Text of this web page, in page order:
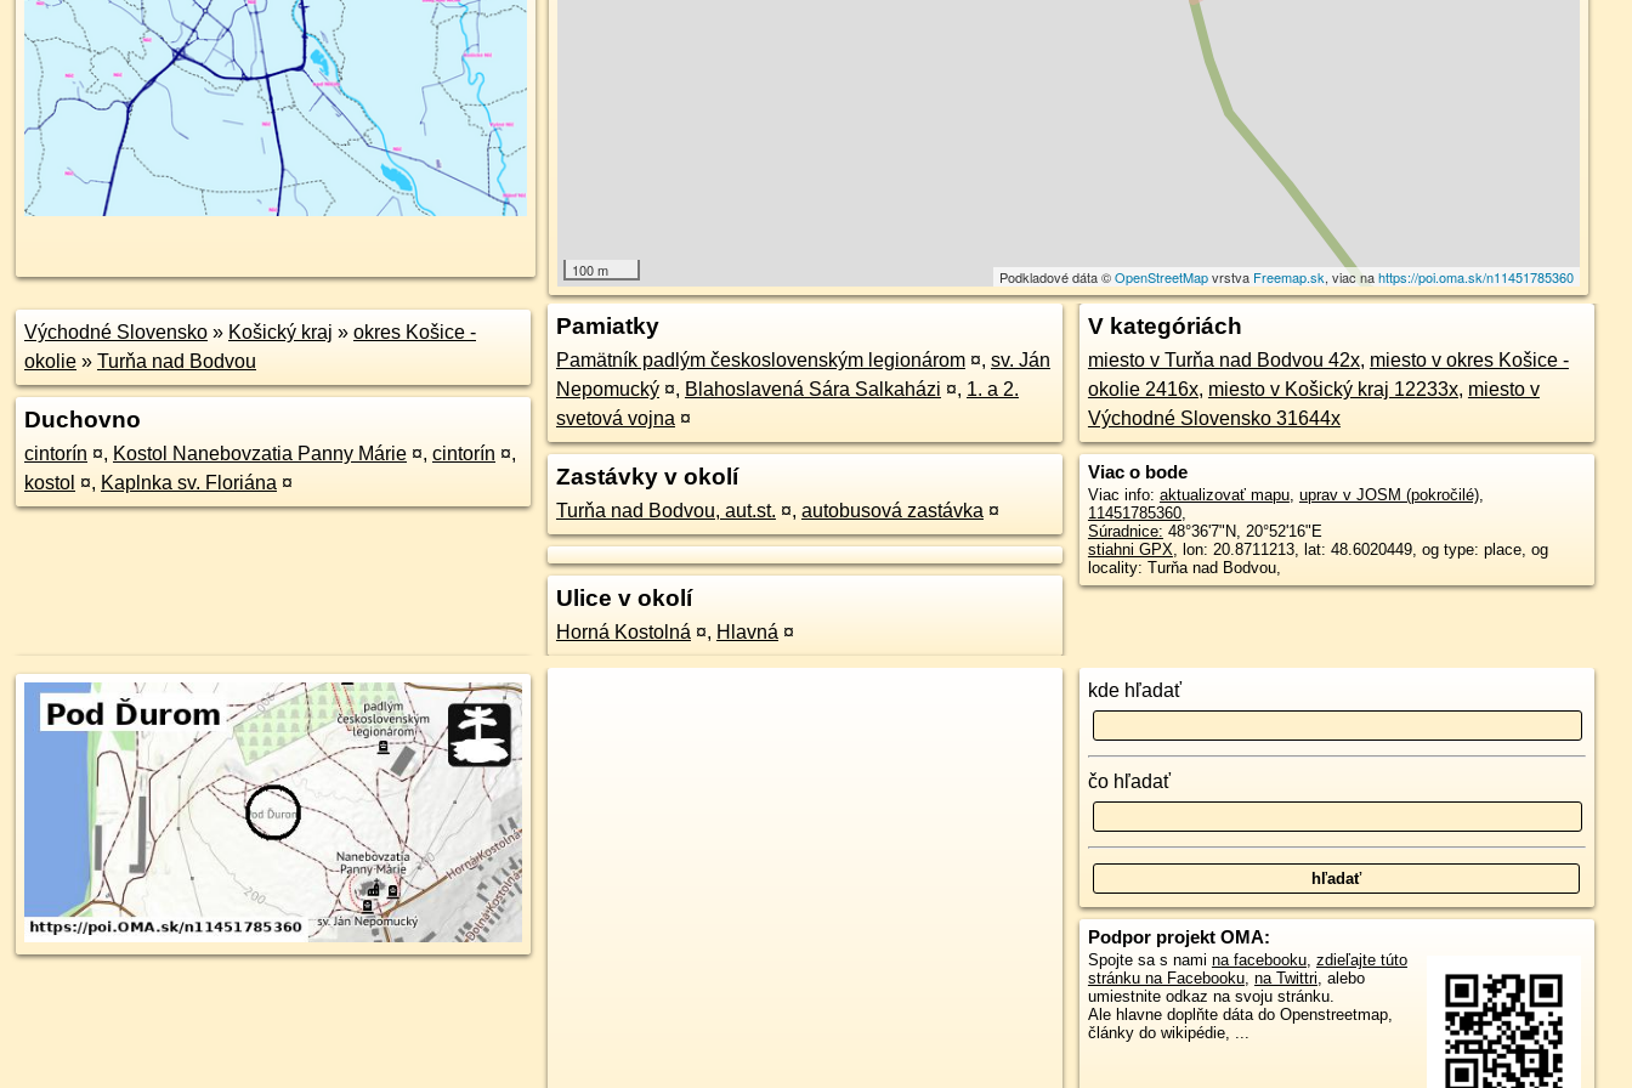
100 m Podkladové dáta ©OpenStreetMapvrstva Freemap.sk, viac nahttps://poi.oma.sk/n11451785360
Východné Slovensko » Košický kraj » okres Košice -
okolie » Turňa nad Bodvou
Duchovno
cintorín ¤, Kostol Nanebovzatia Panny Márie ¤, cintorín ¤,
kostol ¤, Kaplnka sv. Floriána ¤
Pamiatky
Pamätník padlým československým legionárom ¤, sv. Ján
Nepomucký ¤, Blahoslavená Sára Salkaházi ¤, 1. a 2.
svetová vojna ¤
Zastávky v okolí
Turňa nad Bodvou, aut.st. ¤, autobusová zastávka ¤
Ulice v okolí
Horná Kostolná ¤, Hlavná ¤
V kategóriách
miesto v Turňa nad Bodvou 42x, miesto v okres Košice -
okolie 2416x, miesto v Košický kraj 12233x, miesto v
Východné Slovensko 31644x
Viac o bode
Viac info: aktualizovať mapu, uprav v JOSM (pokročilé),
11451785360,
Súradnice: 48°36'7"N, 20°52'16"E
stiahni GPX, lon: 20.8711213, lat: 48.6020449, og type: place, og
locality: Turňa nad Bodvou,
kde hľadať
čo hľadať
Podpor projekt OMA:
Spojte sa s nami na facebooku, zdieľajte túto
stránku na Facebooku, na Twittri, alebo
umiestnite odkaz na svoju stránku.
Ale hlavne doplňte dáta do Openstreetmap,
články do wikipédie, ...